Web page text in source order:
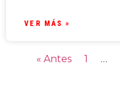
VER MÁS »
« Antes 1 …